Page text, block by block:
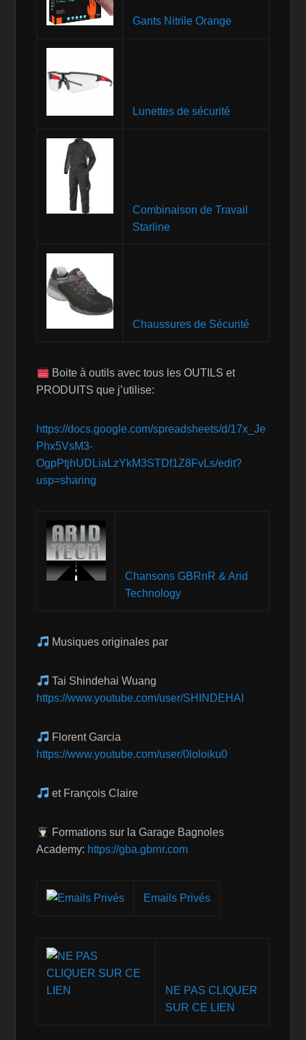
Gants Nitrile Orange
Lunettes de sécurité
Combinaison de Travail
Starline
Chaussures de Sécurité
Boite à outils avec tous les OUTILS et
PRODUITS que j’utilise:
https://docs.google.com/spreadsheets/d/17x_Je
Phx5VsM3-
OgpPtjhUDLiaLzYkM3STDf1Z8FvLs/edit?
usp=sharing
Chansons GBRnR & Arid
Technology
Musiques originales par
Tai Shindehai Wuang
https://www.youtube.com/user/SHINDEHAI
Florent Garcia
https://www.youtube.com/user/0loloiku0
et François Claire
Formations sur la Garage Bagnoles
Academy: https://gba.gbrnr.com
Emails Privés
NE PAS CLIQUER
SUR CE LIEN